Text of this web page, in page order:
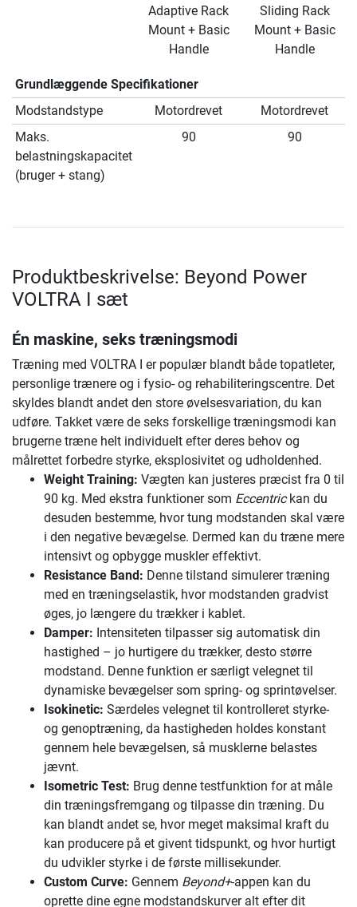
Adaptive Rack
Mount + Basic
Handle
Sliding Rack
Mount + Basic
Handle
Grundlæggende Specifikationer
Modstandstype
Motordrevet
Motordrevet
Maks.
belastningskapacitet
(bruger + stang)
90 90
Produktbeskrivelse: Beyond Power
VOLTRA I sæt
Én maskine, seks træningsmodi
Træning med VOLTRA I er populær blandt både topatleter,
personlige trænere og i fysio- og rehabiliteringscentre. Det
skyldes blandt andet den store øvelsesvariation, du kan
udføre. Takket være de seks forskellige træningsmodi kan
brugerne træne helt individuelt efter deres behov og
målrettet forbedre styrke, eksplosivitet og udholdenhed.
Weight Training: Vægten kan justeres præcist fra 0 til
90 kg. Med ekstra funktioner som Eccentrickan du
desuden bestemme, hvor tung modstanden skal være
i den negative bevægelse. Dermed kan du træne mere
intensivt og opbygge muskler effektivt.
Resistance Band: Denne tilstand simulerer træning
med en træningselastik, hvor modstanden gradvist
øges, jo længere du trækker i kablet.
Damper: Intensiteten tilpasser sig automatisk din
hastighed – jo hurtigere du trækker, desto større
modstand. Denne funktion er særligt velegnet til
dynamiske bevægelser som spring- og sprintøvelser.
Isokinetic: Særdeles velegnet til kontrolleret styrke-
og genoptræning, da hastigheden holdes konstant
gennem hele bevægelsen, så musklerne belastes
jævnt.
Isometric Test: Brug denne testfunktion for at måle
din træningsfremgang og tilpasse din træning. Du
kan blandt andet se, hvor meget maksimal kraft du
kan producere på et givent tidspunkt, og hvor hurtigt
du udvikler styrke i de første millisekunder.
Custom Curve: Gennem Beyond+-appen kan du
oprette dine egne modstandskurver alt efter dit